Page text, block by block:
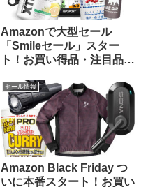
Amazonで大型セール
「Smileセール」スター
ト！お買い得品・注目品を
プしてご紹介します
セール情報
Amazon Black Friday つ
いに本番スタート！お買い